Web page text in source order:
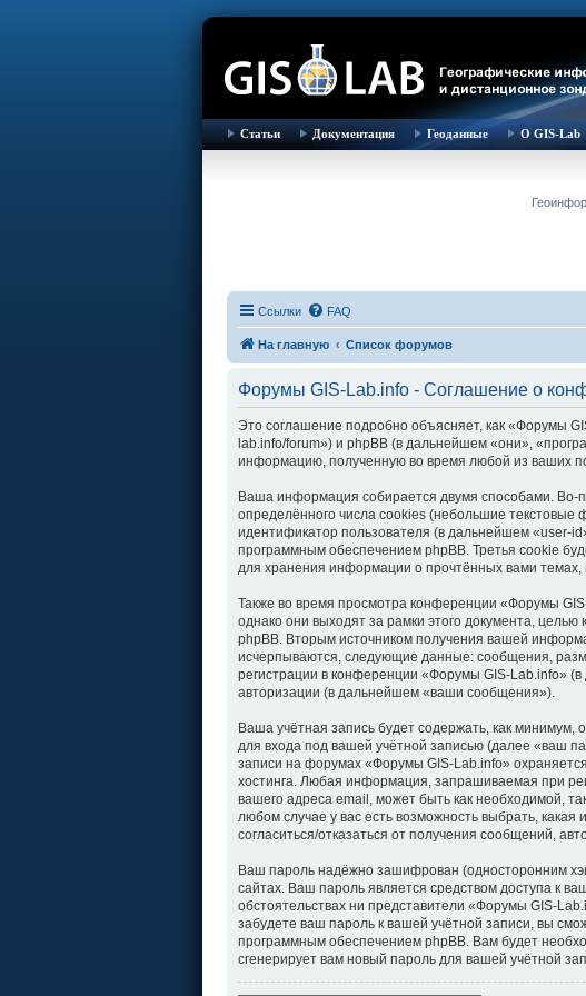
Статьи Документация Геоданные О GIS-Lab
Ссылки FAQ
На главную Список форумов
Форумы GIS-Lab.info - Соглашение о
Это соглашение подробно объясняет, как «Форумы
lab.info/forum») и phpBB (в дальнейшем «они»,
информацию, полученную во время любой из ваших
Ваша информация собирается двумя способами.
определённого числа cookies (небольшие
идентификатор пользователя (в дальнейшем «user-
программным обеспечением phpBB. Третья cookie
для хранения информации о прочтённых вами
Также во время просмотра конференции «Форумы
однако они выходят за рамки этого документа,
phpBB. Вторым источником получения вашей
исчерпываются, следующие данные: сообщения,
регистрации в конференции «Форумы GIS-Lab.info»
авторизации (в дальнейшем «ваши сообщения»).
Ваша учётная запись будет содержать, как
для входа под вашей учётной записью (далее «ваш
записи на форумах «Форумы GIS-Lab.info»
хостинга. Любая информация, запрашиваемая при
вашего адреса email, может быть как необходимой,
любом случае у вас есть возможность выбрать,
согласиться/отказаться от получения сообщений,
Ваш пароль надёжно зашифрован (односторонним
сайтах. Ваш пароль является средством доступа к
обстоятельствах ни представители «Форумы GIS-
забудете ваш пароль к вашей учётной записи, вы
программным обеспечением phpBB. Вам будет
сгенерирует вам новый пароль для вашей учётной